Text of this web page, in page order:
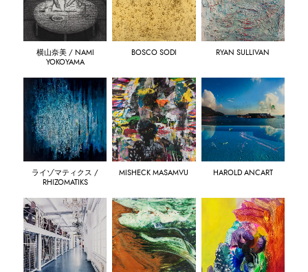
横山奈美 / NAMI
YOKOYAMA
BOSCO SODI RYAN SULLIVAN
ライゾマティクス /
RHIZOMATIKS
MISHECK MASAMVU HAROLD ANCART